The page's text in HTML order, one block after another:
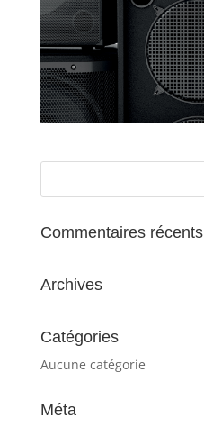
Commentaires récents
Archives
Catégories
Aucune catégorie
Méta